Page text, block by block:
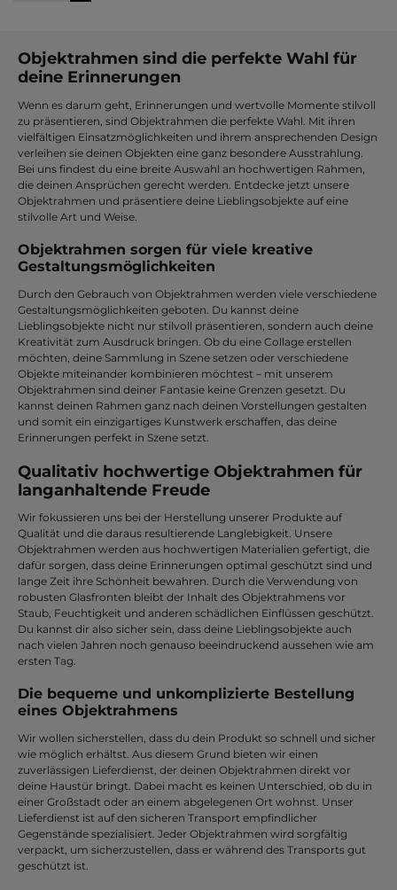
Objektrahmen sind die perfekte Wahl für
deine Erinnerungen
Wenn es darum geht, Erinnerungen und wertvolle Momente stilvoll
zu präsentieren, sind Objektrahmen die perfekte Wahl. Mit ihren
vielfältigen Einsatzmöglichkeiten und ihrem ansprechenden Design
verleihen sie deinen Objekten eine ganz besondere Ausstrahlung.
Bei uns findest du eine breite Auswahl an hochwertigen Rahmen,
die deinen Ansprüchen gerecht werden. Entdecke jetzt unsere
Objektrahmen und präsentiere deine Lieblingsobjekte auf eine
stilvolle Art und Weise.
Objektrahmen sorgen für viele kreative
Gestaltungsmöglichkeiten
Durch den Gebrauch von Objektrahmen werden viele verschiedene
Gestaltungsmöglichkeiten geboten. Du kannst deine
Lieblingsobjekte nicht nur stilvoll präsentieren, sondern auch deine
Kreativität zum Ausdruck bringen. Ob du eine Collage erstellen
möchten, deine Sammlung in Szene setzen oder verschiedene
Objekte miteinander kombinieren möchtest – mit unserem
Objektrahmen sind deiner Fantasie keine Grenzen gesetzt. Du
kannst deinen Rahmen ganz nach deinen Vorstellungen gestalten
und somit ein einzigartiges Kunstwerk erschaffen, das deine
Erinnerungen perfekt in Szene setzt.
Qualitativ hochwertige Objektrahmen für
langanhaltende Freude
Wir fokussieren uns bei der Herstellung unserer Produkte auf
Qualität und die daraus resultierende Langlebigkeit. Unsere
Objektrahmen werden aus hochwertigen Materialien gefertigt, die
dafür sorgen, dass deine Erinnerungen optimal geschützt sind und
lange Zeit ihre Schönheit bewahren. Durch die Verwendung von
robusten Glasfronten bleibt der Inhalt des Objektrahmens vor
Staub, Feuchtigkeit und anderen schädlichen Einflüssen geschützt.
Du kannst dir also sicher sein, dass deine Lieblingsobjekte auch
nach vielen Jahren noch genauso beeindruckend aussehen wie am
ersten Tag.
Die bequeme und unkomplizierte Bestellung
eines Objektrahmens
Wir wollen sicherstellen, dass du dein Produkt so schnell und sicher
wie möglich erhältst. Aus diesem Grund bieten wir einen
zuverlässigen Lieferdienst, der deinen Objektrahmen direkt vor
deine Haustür bringt. Dabei macht es keinen Unterschied, ob du in
einer Großstadt oder an einem abgelegenen Ort wohnst. Unser
Lieferdienst ist auf den sicheren Transport empfindlicher
Gegenstände spezialisiert. Jeder Objektrahmen wird sorgfältig
verpackt, um sicherzustellen, dass er während des Transports gut
geschützt ist.